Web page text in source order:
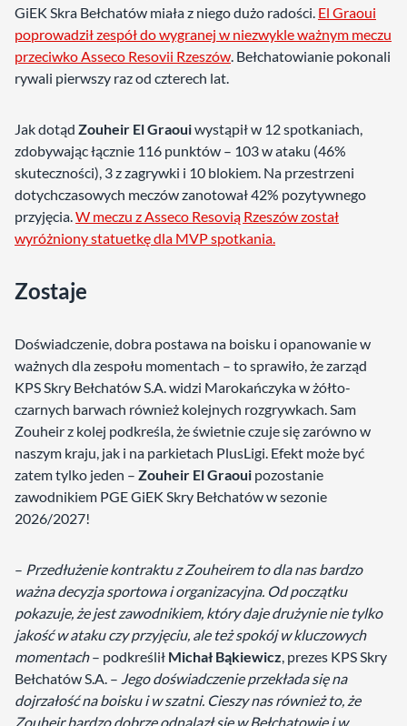
GiEK Skra Bełchatów miała z niego dużo radości. El Graoui
poprowadził zespół do wygranej w niezwykle ważnym meczu
przeciwko Asseco Resovii Rzeszów. Bełchatowianie pokonali
rywali pierwszy raz od czterech lat.
Jak dotąd Zouheir El Graouiwystąpił w 12 spotkaniach,
zdobywając łącznie 116 punktów – 103 w ataku (46%
skuteczności), 3 z zagrywki i 10 blokiem. Na przestrzeni
dotychczasowych meczów zanotował 42% pozytywnego
przyjęcia.W meczu z Asseco Resovią Rzeszów został
wyróżniony statuetkę dla MVP spotkania.
Zostaje
Doświadczenie, dobra postawa na boisku i opanowanie w
ważnych dla zespołu momentach – to sprawiło, że zarząd
KPS Skry Bełchatów S.A. widzi Marokańczyka w żółto-
czarnych barwach również kolejnych rozgrywkach. Sam
Zouheir z kolej podkreśla, że świetnie czuje się zarówno w
naszym kraju, jak i na parkietach PlusLigi. Efekt może być
zatem tylko jeden – Zouheir El Graoui pozostanie
zawodnikiem PGE GiEK Skry Bełchatów w sezonie
2026/2027!
– Przedłużenie kontraktu z Zouheirem to dla nas bardzo
ważna decyzja sportowa i organizacyjna. Od początku
pokazuje, że jest zawodnikiem, który daje drużynie nie tylko
jakość w ataku czy przyjęciu, ale też spokój w kluczowych
momentach– podkreślił Michał Bąkiewicz, prezes KPS Skry
Bełchatów S.A. – Jego doświadczenie przekłada się na
dojrzałość na boisku i w szatni. Cieszy nas również to, że
Zouheir bardzo dobrze odnalazł się w Bełchatowie i w